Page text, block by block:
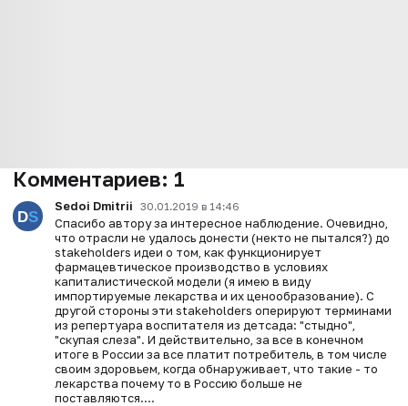
Комментариев: 1
Sedoi Dmitrii 30.01.2019 в 14:46
Спасибо автору за интересное наблюдение. Очевидно,
что отрасли не удалось донести (некто не пытался?) до
stakeholders идеи о том, как функционирует
фармацевтическое производство в условиях
капиталистической модели (я имею в виду
импортируемые лекарства и их ценообразование). С
другой стороны эти stakeholders оперируют терминами
из репертуара воспитателя из детсада: "стыдно",
"скупая слеза". И действительно, за все в конечном
итоге в России за все платит потребитель, в том числе
своим здоровьем, когда обнаруживает, что такие - то
лекарства почему то в Россию больше не
поставляются....